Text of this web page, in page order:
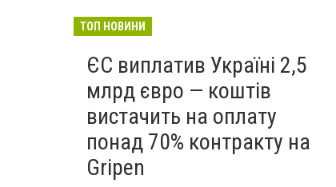
ТОП НОВИНИ
ЄС виплатив Україні 2,5
млрд євро — коштів
вистачить на оплату
понад 70% контракту на
Gripen